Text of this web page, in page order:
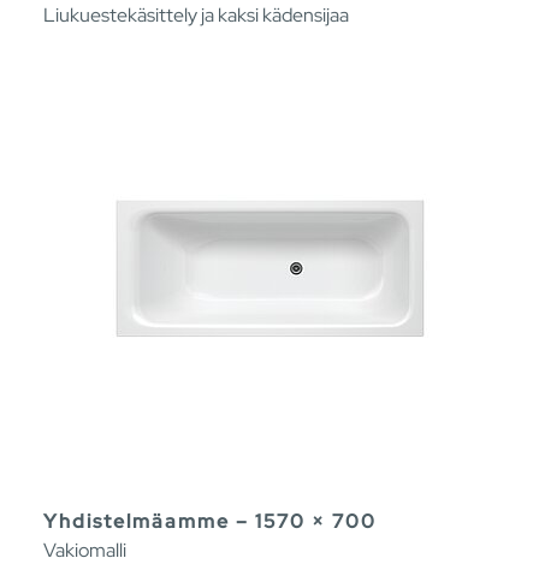
Liukuestekäsittely ja kaksi kädensijaa
Yhdistelmäamme – 1570 × 700
Vakiomalli